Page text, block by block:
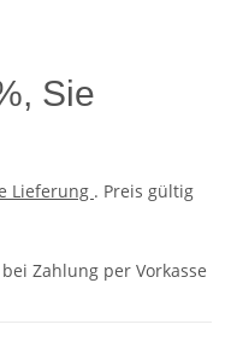
, Sie
Lieferung . Preis gültig
Zahlung per Vorkasse